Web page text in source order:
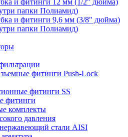
и фитинги 12 мм (1/2" дюйма)
папки Полиамид)
и фитинги 9,6 мм (3/8" дюйма)
папки Полиамид)
фитинги Push-Lock
фитинги SS
фитинги
комплекты
давления
стали AISI